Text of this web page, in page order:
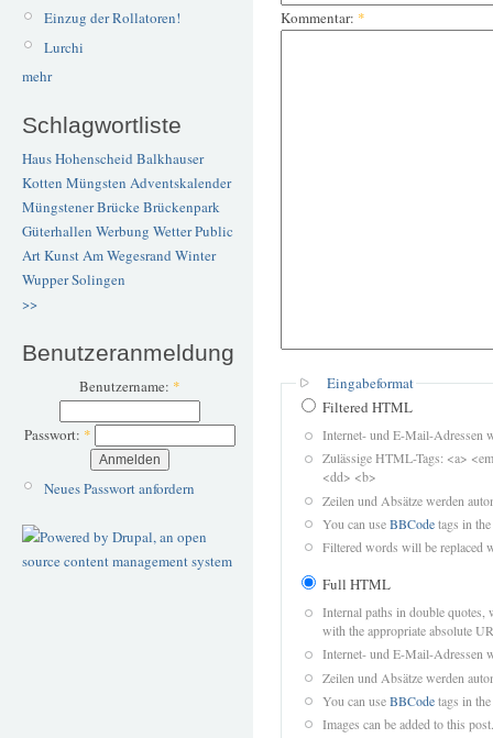
Einzug der Rollatoren!
Lurchi
mehr
Schlagwortliste
Haus Hohenscheid Balkhauser
Kotten Müngsten Adventskalender
Müngstener BrückeBrückenpark
Güterhallen Werbung WetterPublic
ArtKunstAm Wegesrand Winter
WupperSolingen
>>
Benutzeranmeldung
Benutzername: *
Passwort: *
Neues Passwort anfordern
Kommentar: *
Eingabeformat
Filtered HTML
Internet- und E-Mail-Adressen
Zulässige HTML-Tags: <a>
<dd> <b>
Zeilen und Absätze werden
You can useBBCodetags in
Filtered words will be replaced
Full HTML
Internal paths in double quotes,
with the appropriate absolute
Internet- und E-Mail-Adressen
Zeilen und Absätze werden
You can useBBCodetags in
Images can be added to this post.